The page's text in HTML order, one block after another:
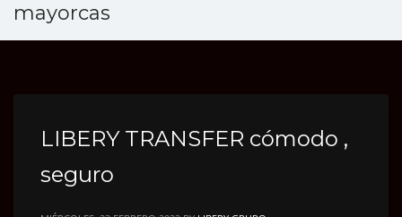
mayorcas
LIBERY TRANSFER cómodo ,
seguro